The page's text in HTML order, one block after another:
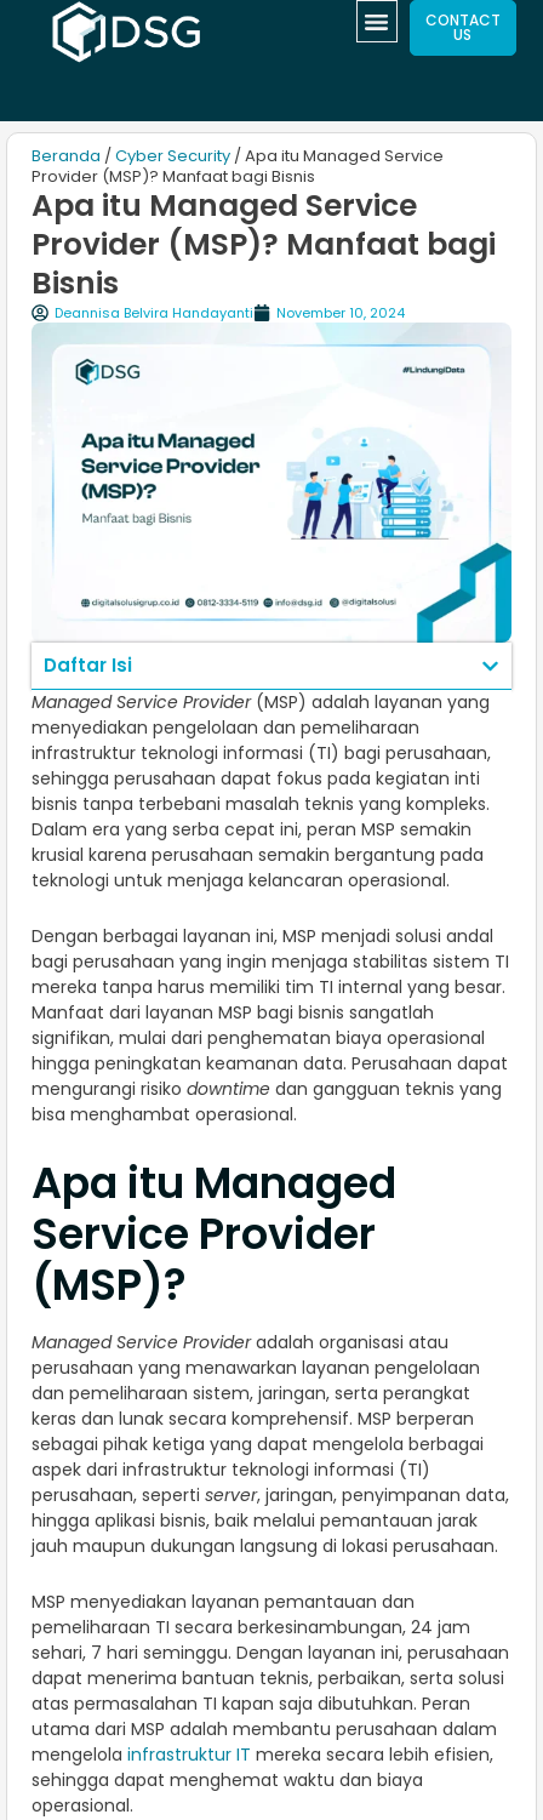
CONTACT
US
Beranda / Cyber Security / Apa itu Managed Service
Provider (MSP)? Manfaat bagi Bisnis
Apa itu Managed Service
Provider (MSP)? Manfaat bagi
Bisnis
Deannisa Belvira Handayanti November 10, 2024
Daftar Isi
Managed Service Provider(MSP) adalah layanan yang
menyediakan pengelolaan dan pemeliharaan
infrastruktur teknologi informasi (TI) bagi perusahaan,
sehingga perusahaan dapat fokus pada kegiatan inti
bisnis tanpa terbebani masalah teknis yang kompleks.
Dalam era yang serba cepat ini, peran MSP semakin
krusial karena perusahaan semakin bergantung pada
teknologi untuk menjaga kelancaran operasional.
Dengan berbagai layanan ini, MSP menjadi solusi andal
bagi perusahaan yang ingin menjaga stabilitas sistem TI
mereka tanpa harus memiliki tim TI internal yang besar.
Manfaat dari layanan MSP bagi bisnis sangatlah
signifikan, mulai dari penghematan biaya operasional
hingga peningkatan keamanan data. Perusahaan dapat
mengurangi risiko downtime dan gangguan teknis yang
bisa menghambat operasional.
Apa itu Managed
Service Provider
(MSP)?
Managed Service Provideradalah organisasi atau
perusahaan yang menawarkan layanan pengelolaan
dan pemeliharaan sistem, jaringan, serta perangkat
keras dan lunak secara komprehensif. MSP berperan
sebagai pihak ketiga yang dapat mengelola berbagai
aspek dari infrastruktur teknologi informasi (TI)
perusahaan, seperti server, jaringan, penyimpanan data,
hingga aplikasi bisnis, baik melalui pemantauan jarak
jauh maupun dukungan langsung di lokasi perusahaan.
MSP menyediakan layanan pemantauan dan
pemeliharaan TI secara berkesinambungan, 24 jam
sehari, 7 hari seminggu. Dengan layanan ini, perusahaan
dapat menerima bantuan teknis, perbaikan, serta solusi
atas permasalahan TI kapan saja dibutuhkan. Peran
utama dari MSP adalah membantu perusahaan dalam
mengelola infrastruktur IT mereka secara lebih efisien,
sehingga dapat menghemat waktu dan biaya
operasional.